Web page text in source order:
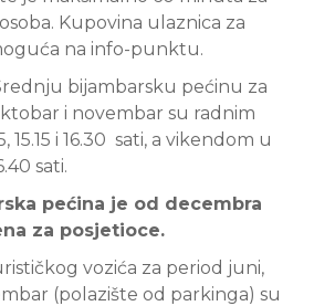
Kupovina ulaznica za
na info-punktu.
bijambarsku pećinu za
i novembar su radnim
15.15 i 16.30 sati, a vikendom u
sati.
pećina je od decembra
za posjetioce.
vozića za period juni,
(polazište od parkinga) su